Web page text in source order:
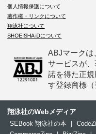
個人情報保護について
著作権・リンクについて
翔泳社について
SHOEISHA iDについて
ABJマークは
サービスが
諾を得た正
す登録商標（
翔泳社のWebメディア
SEBook 翔泳社の本 |